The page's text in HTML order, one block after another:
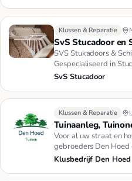
Klussen & Reparatie
SvS Stucadoor en
SVS Stukadoors &
Gespecialiseerd in
binnen en buiten) Sie…
SvS Stucadoor
Klussen & Reparatie
Tuinaanleg,
Voor al uw straat en
gebroeders Den
garanderen altijd
Klusbedrijf Den Hoed